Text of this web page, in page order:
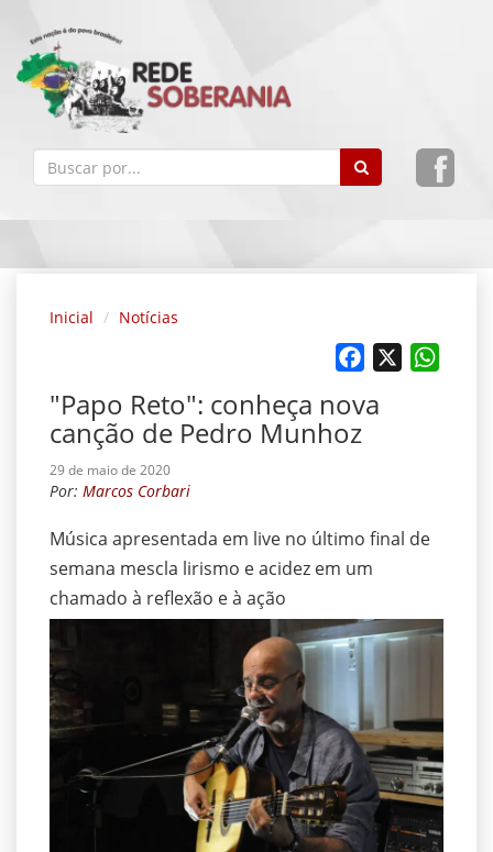
Inicial Notícias
Facebook
"Papo Reto": conheça nova
canção de Pedro Munhoz
29 de maio de 2020
Por: Marcos Corbari
Música apresentada em live no último final de
semana mescla lirismo e acidez em um
chamado à reflexão e à ação